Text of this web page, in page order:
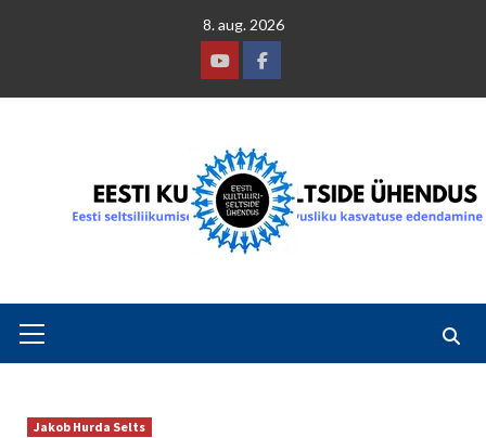
8. aug. 2026
YoutubeFacebook
Menu
Jakob Hurda Selts